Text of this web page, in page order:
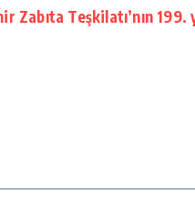
Zabıta Teşkilatı’nın 199.